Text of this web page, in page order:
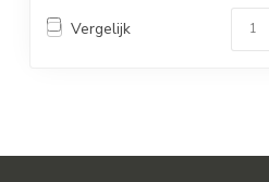
Vergelijk